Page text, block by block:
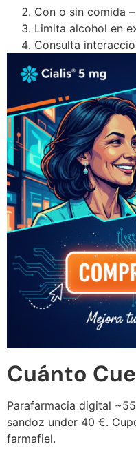
Con o sin comida
Limita alcohol en
Consulta
Cuánto
Parafarmacia digital
sandoz under 40 €.
farmafiel.